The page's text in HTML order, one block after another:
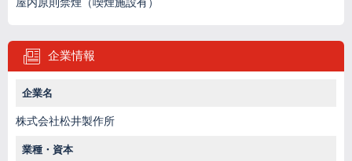
屋内原則禁煙（喫煙施設有）
企業情報
企業名
株式会社松井製作所
業種・資本